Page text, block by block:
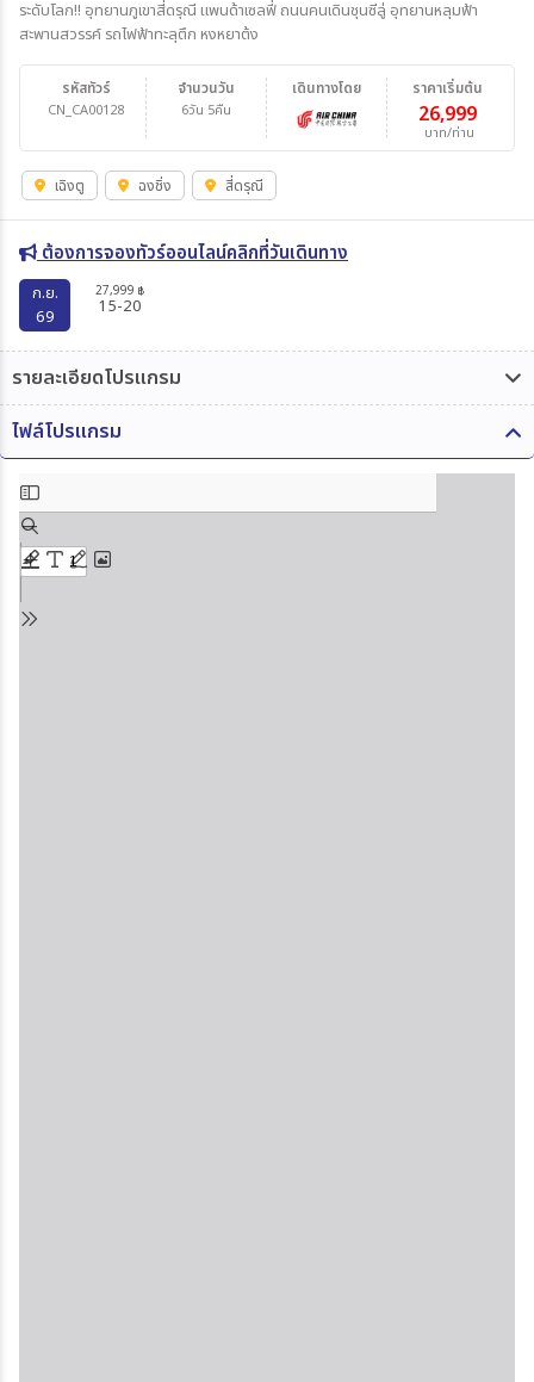
ระดับโลก!! อุทยานภูเขาสี่ดรุณี แพนด้าเซลฟี่ ถนนคนเดินชุนซีลู่ อุทยานหลุมฟ้า
สะพานสวรรค์ รถไฟฟ้าทะลุตึก หงหยาต้ง
รหัสทัวร์
CN_CA00128
จำนวนวัน
6วัน 5คืน
ราคาเริ่มต้น
26,999
บาท/ท่าน
เดินทางโดย
เฉิงตู ฉงชิ่ง สี่ดรุณี
ต้องการจองทัวร์ออนไลน์คลิกที่วันเดินทาง
ก.ย.
69
27,999 ฿
15-20
รายละเอียดโปรแกรม
ไฟล์โปรแกรม